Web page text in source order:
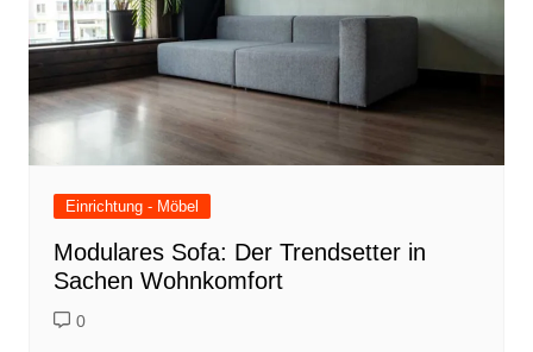
Einrichtung - Möbel
Modulares Sofa: Der Trendsetter in
Sachen Wohnkomfort
0